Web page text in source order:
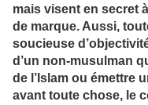
mais visent en secret
de marque. Aussi,
soucieuse
d’un non-musulman
de l’Islam ou émettre
avant toute chose, le